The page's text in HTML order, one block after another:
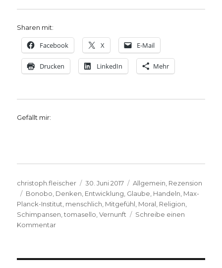
Sharen mit:
Facebook X E-Mail
Drucken LinkedIn Mehr
Gefällt mir:
Autor
christoph.fleischer
Veröffentlicht
am
30. Juni 2017 Kategorien
Allgemein Rezension
Schlagwörter
Bonobo Denken Entwicklung Glaube Handeln Max-
Planck-Institut menschlich Mitgefühl Moral Religion
Schimpansen ,tomasello ,Vernunft
Schreibe einen
Kommentarzu